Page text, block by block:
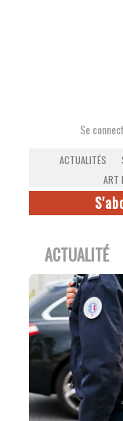
Se
ACTUALITÉS
ART
ACTUALITÉ